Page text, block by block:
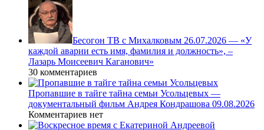
Бесогон ТВ с Михалковым 26.07.2026 — «У
каждой аварии есть имя, фамилия и должность», –
Лазарь Моисеевич Каганович»
30 комментариев
Пропавшие в тайге тайна семьи Усольцевых —
документальный фильм Андрея Кондрашова 09.08.2026
Комментариев нет